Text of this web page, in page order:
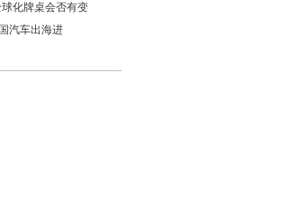
化牌桌会否有变
汽车出海进